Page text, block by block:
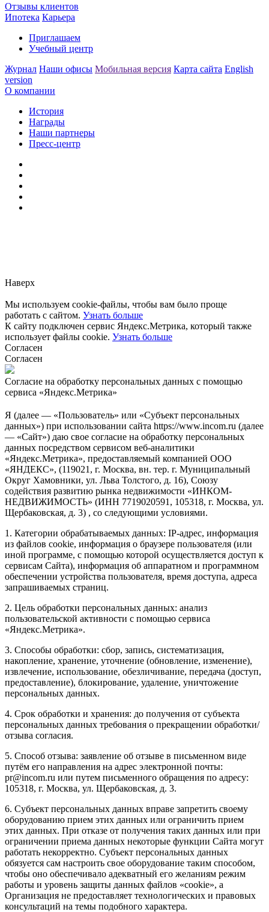
Отзывы клиентов
Ипотека Карьера
Приглашаем
Учебный центр
Журнал Наши офисы Мобильная версия Карта сайта English
version
О компании
История
Награды
Наши партнеры
Пресс-центр
Наверх
Мы используем cookie-файлы, чтобы вам было проще
работать с сайтом. Узнать больше
К сайту подключен сервис Яндекс.Метрика, который также
использует файлы cookie. Узнать больше
Согласен
Согласен
Согласие на обработку персональных данных с помощью
сервиса «Яндекс.Метрика»
Я (далее — «Пользователь» или «Субъект персональных
данных») при использовании сайта https://www.incom.ru (далее
— «Сайт») даю свое согласие на обработку персональных
данных посредством сервисом веб-аналитики
«Яндекс.Метрика», предоставляемый компанией ООО
«ЯНДЕКС», (119021, г. Москва, вн. тер. г. Муниципальный
Округ Хамовники, ул. Льва Толстого, д. 16), Союзу
содействия развитию рынка недвижимости «ИНКОМ-
НЕДВИЖИМОСТЬ» (ИНН 7719020591, 105318, г. Москва, ул.
Щербаковская, д. 3) , со следующими условиями.
1. Категории обрабатываемых данных: IP-адрес, информация
из файлов cookie, информация о браузере пользователя (или
иной программе, с помощью которой осуществляется доступ к
сервисам Сайта), информация об аппаратном и программном
обеспечении устройства пользователя, время доступа, адреса
запрашиваемых страниц.
2. Цель обработки персональных данных: анализ
пользовательской активности с помощью сервиса
«Яндекс.Метрика».
3. Способы обработки: сбор, запись, систематизация,
накопление, хранение, уточнение (обновление, изменение),
извлечение, использование, обезличивание, передача (доступ,
предоставление), блокирование, удаление, уничтожение
персональных данных.
4. Срок обработки и хранения: до получения от субъекта
персональных данных требования о прекращении обработки/
отзыва согласия.
5. Способ отзыва: заявление об отзыве в письменном виде
путём его направления на адрес электронной почты:
pr@incom.ru или путем письменного обращения по адресу:
105318, г. Москва, ул. Щербаковская, д. 3.
6. Субъект персональных данных вправе запретить своему
оборудованию прием этих данных или ограничить прием
этих данных. При отказе от получения таких данных или при
ограничении приема данных некоторые функции Сайта могут
работать некорректно. Субъект персональных данных
обязуется сам настроить свое оборудование таким способом,
чтобы оно обеспечивало адекватный его желаниям режим
работы и уровень защиты данных файлов «cookie», а
Организация не предоставляет технологических и правовых
консультаций на темы подобного характера.